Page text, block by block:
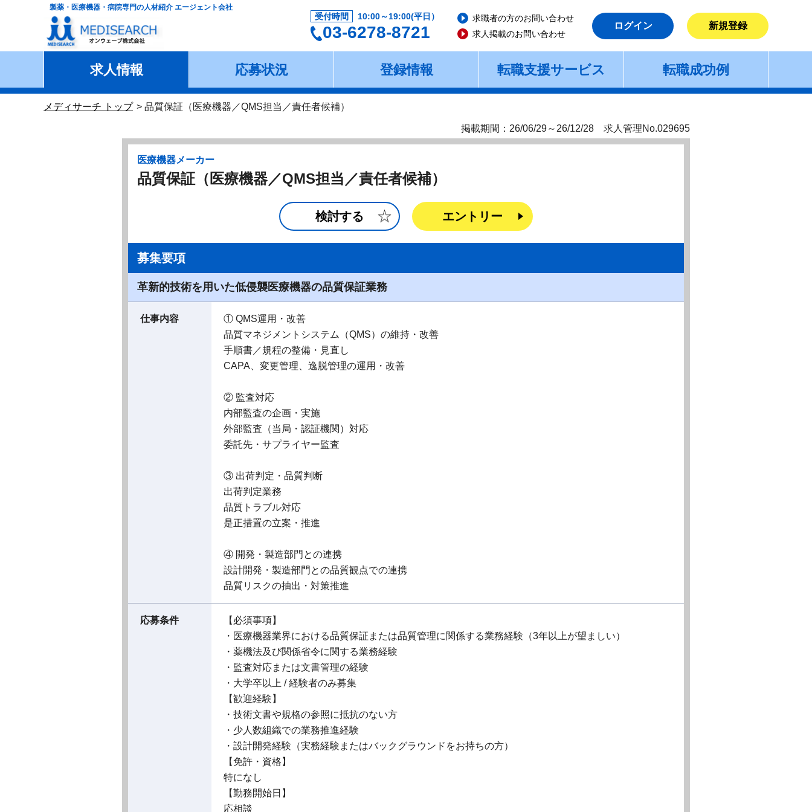
製薬・医療機器・病院専門の人材紹介 エージェント会社
受付時間 10:00～19:00(平日）
03-6278-8721
求職者の方のお問い合わせ
求人掲載のお問い合わせ
ログイン 新規登録
求人情報 応募状況 登録情報 転職支援サービス 転職成功例
メディサーチ トップ 品質保証（医療機器／QMS担当／責任者候補）
掲載期間：26/06/29～26/12/28 求人管理No.029695
医療機器メーカー
品質保証（医療機器／QMS担当／責任者候補）
検討する エントリー
募集要項
革新的技術を用いた低侵襲医療機器の品質保証業務
仕事内容
① QMS運用・改善
品質マネジメントシステム（QMS）の維持・改善
手順書／規程の整備・見直し
CAPA、変更管理、逸脱管理の運用・改善
② 監査対応
内部監査の企画・実施
外部監査（当局・認証機関）対応
委託先・サプライヤー監査
③ 出荷判定・品質判断
出荷判定業務
品質トラブル対応
是正措置の立案・推進
④ 開発・製造部門との連携
設計開発・製造部門との品質観点での連携
品質リスクの抽出・対策推進
応募条件
【必須事項】
・医療機器業界における品質保証または品質管理に関係する業務経験（3年以上が望ましい）
・薬機法及び関係省令に関する業務経験
・監査対応または文書管理の経験
・大学卒以上 / 経験者のみ募集
【歓迎経験】
・技術文書や規格の参照に抵抗のない方
・少人数組織での業務推進経験
・設計開発経験（実務経験またはバックグラウンドをお持ちの方）
【免許・資格】
特になし
【勤務開始日】
応相談